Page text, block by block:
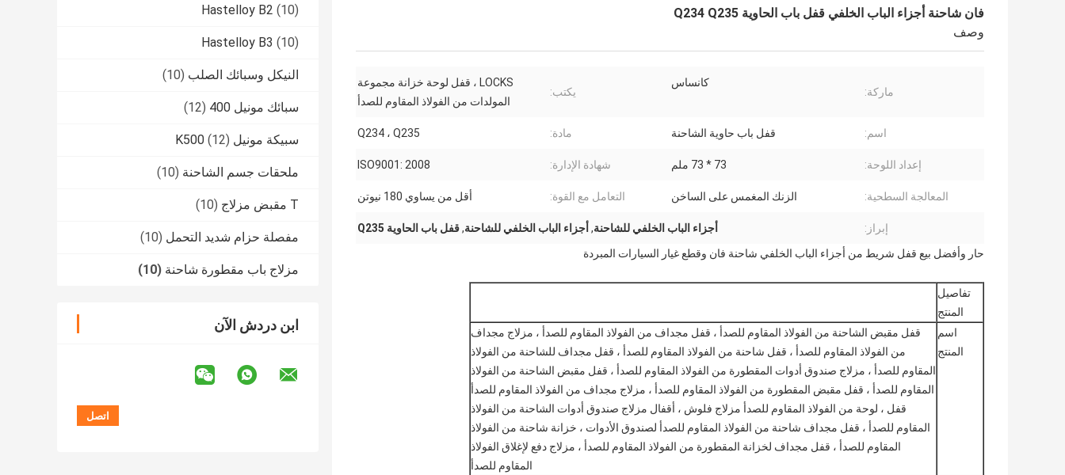
Hastelloy B2 (10)
Hastelloy B3 (10)
النيكل وسبائك الصلب (10)
سبائك مونيل 400 (12)
سبيكة مونيل K500 (12)
ملحقات جسم الشاحنة (10)
T مقبض مزلاج (10)
مفصلة حزام شديد التحمل (10)
مزلاج باب مقطورة شاحنة (10)
ابن دردش الآن
فان شاحنة أجزاء الباب الخلفي قفل باب الحاوية Q234 Q235
وصف
ماركة:
كانساس
يكتب:
LOCKS ، قفل لوحة خزانة مجموعة
المولدات من الفولاذ المقاوم للصدأ
اسم: قفل باب حاوية الشاحنة مادة: Q234 ، Q235
إعداد اللوحة: 73 * 73 ملم شهادة الإدارة: ISO9001: 2008
المعالجة السطحية: الزنك المغمس على الساخن التعامل مع القوة: أقل من يساوي 180 نيوتن
إبراز: أجزاء الباب الخلفي للشاحنة, أجزاء الباب الخلفي للشاحنة,قفل باب الحاوية Q235
حار وأفضل بيع قفل شريط من أجزاء الباب الخلفي شاحنة فان وقطع غيار السيارات المبردة
تفاصيل
المنتج
اسم
المنتج
قفل مقبض الشاحنة من الفولاذ المقاوم للصدأ ، قفل مجداف من الفولاذ المقاوم للصدأ ، مزلاج مجداف
من الفولاذ المقاوم للصدأ ، قفل شاحنة من الفولاذ المقاوم للصدأ ، قفل مجداف للشاحنة من الفولاذ
المقاوم للصدأ ، مزلاج صندوق أدوات المقطورة من الفولاذ المقاوم للصدأ ، قفل مقبض الشاحنة من الفولاذ
المقاوم للصدأ ، قفل مقبض المقطورة من الفولاذ المقاوم للصدأ ، مزلاج مجداف من الفولاذ المقاوم للصدأ
قفل ، لوحة من الفولاذ المقاوم للصدأ مزلاج فلوش ، أقفال مزلاج صندوق أدوات الشاحنة من الفولاذ
المقاوم للصدأ ، قفل مجداف شاحنة من الفولاذ المقاوم للصدأ لصندوق الأدوات ، خزانة شاحنة من الفولاذ
المقاوم للصدأ ، قفل مجداف لخزانة المقطورة من الفولاذ المقاوم للصدأ ، مزلاج دفع لإغلاق الفولاذ
المقاوم للصدأ